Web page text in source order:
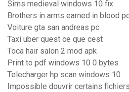
Sims medieval windows 10 fix
Brothers in arms earned in blood
Voiture gta san andreas pc
Taxi uber quest ce que cest
Toca hair salon 2 mod apk
Print to pdf windows 10 0 bytes
Telecharger hp scan windows 10
Impossible douvrir certains